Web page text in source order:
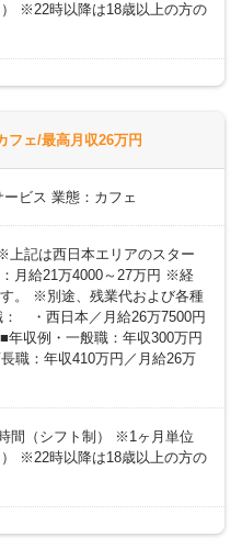
※22時以降は18歳以上の方の
フェ/最高月収26万円
ビス 業態：カフェ
上記は西日本エリアのスター
月給21万4000～27万円 ※経
。 ※別途、残業代および各種
・西日本／月給26万7500円
収例・一般職：年収300万円
職：年収410万円／月給26万
間（シフト制） ※1ヶ月単位
※22時以降は18歳以上の方の